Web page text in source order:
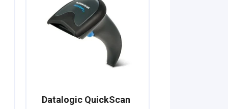
Datalogic QuickScan